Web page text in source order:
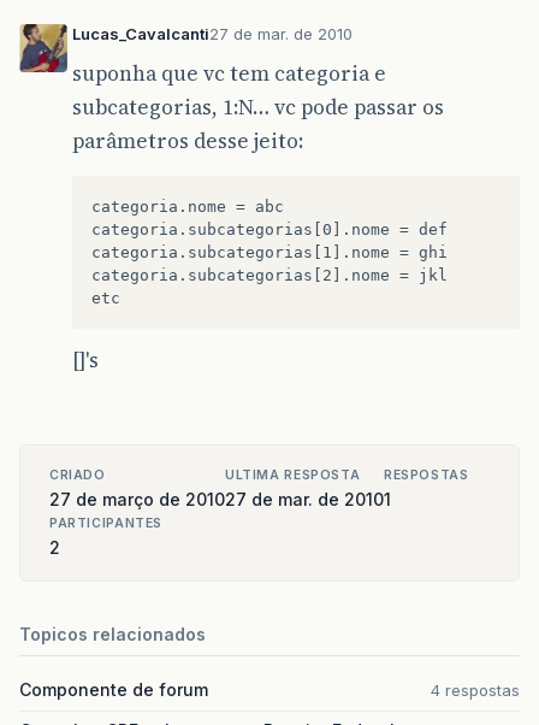
Lucas_Cavalcanti27 de mar. de 2010
suponha que vc tem categoria e
subcategorias, 1:N… vc pode passar os
parâmetros desse jeito:
categoria.nome = abc
categoria.subcategorias[0].nome = def
categoria.subcategorias[1].nome = ghi
categoria.subcategorias[2].nome = jkl
[]'s
CRIADO
27 de março de 2010
ULTIMA RESPOSTA
27 de mar. de 2010
RESPOSTAS
1
PARTICIPANTES
2
Topicos relacionados
Componente de forum 4 respostas